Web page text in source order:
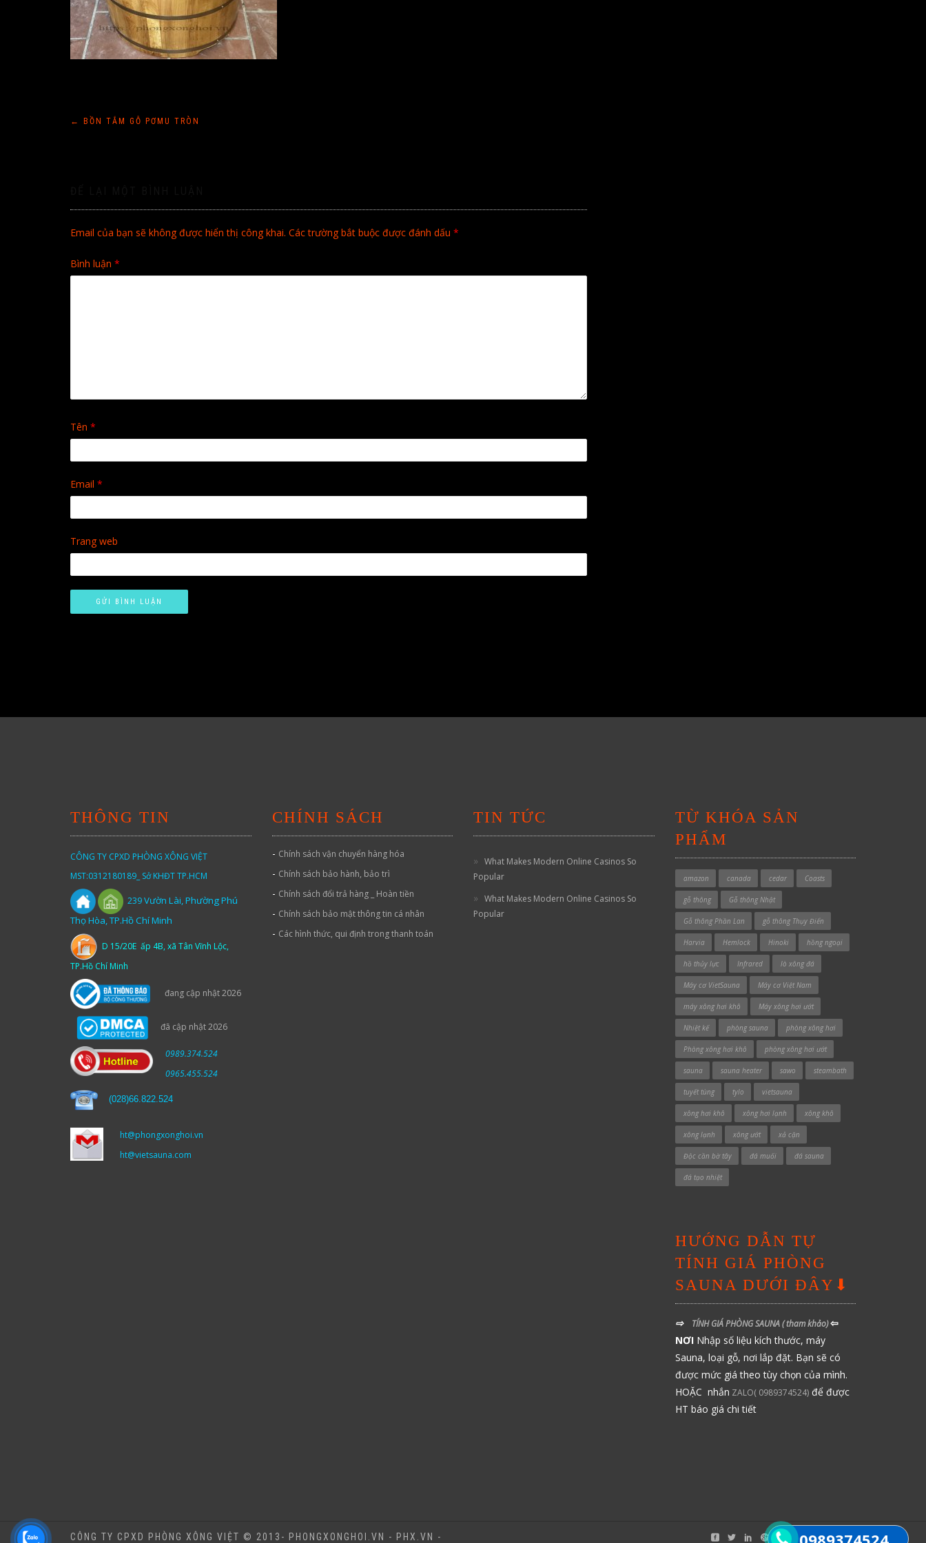
Điều
viết
← BỒN TẮM GỖ PƠMU TRÒN
Email của bạn sẽ không được hiển thị công khai. Các trường bắt buộc được đánh dấu *
Bình luận *
Tên *
Email *
Trang web
THÔNG TIN
CÔNG TY CPXD PHÒNG XÔNG VIỆT
MST:0312180189_ Sở KHĐT TP.HCM
239Vườn Lài,Phường Phú
Thọ Hòa, TP.Hồ Chí Minh
D 15/20E ấp 4B, xã Tân Vĩnh Lộc,
TP.Hồ Chí Minh
đang cập nhật 2026
đã cập nhật 2026
0989.374.524
0965.455.524
(028)66.822.524
ht@phongxonghoi.vn
ht@vietsauna.com
CHÍNH SÁCH
- Chính sách vận chuyển hàng hóa
- Chính sách bảo hành, bảo trì
- Chính sách đổi trả hàng _ Hoàn tiền
- Chính sách bảo mật thông tin cá nhân
- Các hình thức, qui định trong thanh toán
TIN TỨC
What Makes Modern Online Casinos So
Popular
What Makes Modern Online Casinos So
Popular
TỪ KHÓA SẢN
PHẨM
amazon canada cedar Coasts
gỗ thông Gỗ thông Nhật
Gỗ thông Phần Lan gỗ thông Thụy Điển
Harvia Hemlock Hinoki hồng ngoại
hồ thủy lực Infrared lò xông đá
Máy cơ VietSauna Máy cơ Việt Nam
máy xông hơi khô Máy xông hơi ướt
Nhiệt kế phòng sauna phòng xông hơi
Phòng xông hơi khô phòng xông hơi ướt
sauna sauna heater sawo steambath
tuyết tùng tylo vietsauna
xông hơi khô xông hơi lạnh xông khô
xông lạnh xông ướt xả cặn
Độc cần bờ tây đá muối đá sauna
đá tạo nhiệt
HƯỚNG DẪN TỰ
TÍNH GIÁ PHÒNG
SAUNA DƯỚI ĐÂY⬇
⇨ TÍNH GIÁ PHÒNG SAUNA( tham khảo)⇦
NƠI Nhập số liệu kích thước, máy
Sauna, loại gỗ, nơi lắp đặt. Bạn sẽ có
được mức giá theo tùy chọn của mình.
HOẶC nhắn ZALO( 0989374524)để được
HT báo giá chi tiết
CÔNG TY CPXD PHÒNG XÔNG VIỆT © 2013- PHONGXONGHOI.VN - PHX.VN -